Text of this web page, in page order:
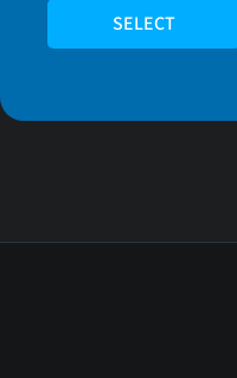
SELECT